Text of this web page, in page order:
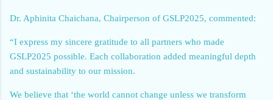
Dr. Aphinita Chaichana, Chairperson of GSLP2025, commented:
“I express my sincere gratitude to all partners who made
GSLP2025 possible. Each collaboration added meaningful depth
and sustainability to our mission.
We believe that ‘the world cannot change unless we transform